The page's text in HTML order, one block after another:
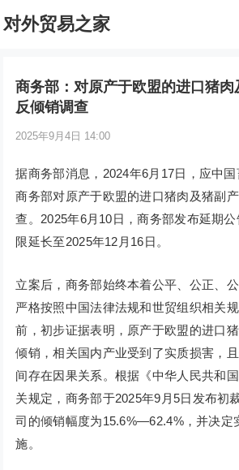
对外贸易之家
商务部：对原产于欧盟的进口猪肉
反倾销调查
2025年9月4日 14:00
据商务部消息，2024年6月17日，应中国
商务部对原产于欧盟的进口猪肉及猪副
查。2025年6月10日，商务部发布延期
限延长至2025年12月16日。
立案后，商务部始终本着公平、公正、
严格按照中国法律法规和世贸组织相关
前，初步证据表明，原产于欧盟的进口
倾销，相关国内产业受到了实质损害，
间存在因果关系。根据《中华人民共和
关规定，商务部于2025年9月5日发布初
司的倾销幅度为15.6%—62.4%，并决定
施。